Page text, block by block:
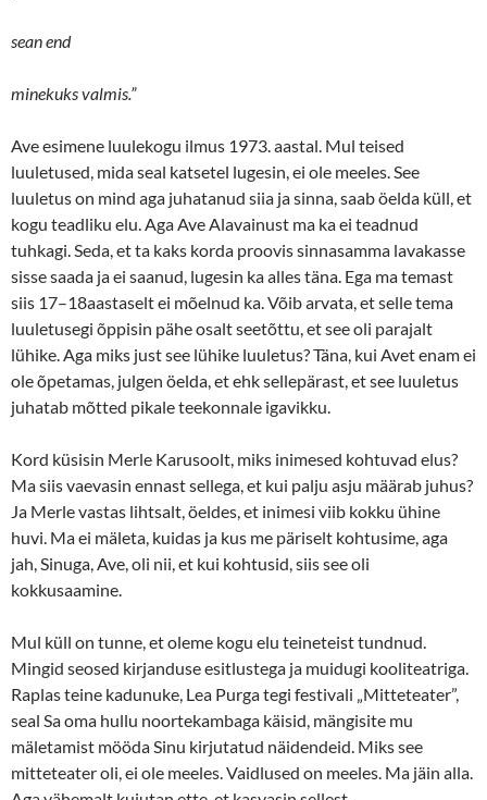
sean end
minekuks valmis.”
Ave esimene luulekogu ilmus 1973. aastal. Mul teised
luuletused, mida seal katsetel lugesin, ei ole meeles. See
luuletus on mind aga juhatanud siia ja sinna, saab öelda küll, et
kogu teadliku elu. Aga Ave Alavainust ma ka ei teadnud
tuhkagi. Seda, et ta kaks korda proovis sinnasamma lavakasse
sisse saada ja ei saanud, lugesin ka alles täna. Ega ma temast
siis 17–18aastaselt ei mõelnud ka. Võib arvata, et selle tema
luuletusegi õppisin pähe osalt seetõttu, et see oli parajalt
lühike. Aga miks just see lühike luuletus? Täna, kui Avet enam ei
ole õpetamas, julgen öelda, et ehk sellepärast, et see luuletus
juhatab mõtted pikale teekonnale igavikku.
Kord küsisin Merle Karusoolt, miks inimesed kohtuvad elus?
Ma siis vaevasin ennast sellega, et kui palju asju määrab juhus?
Ja Merle vastas lihtsalt, öeldes, et inimesi viib kokku ühine
huvi. Ma ei mäleta, kuidas ja kus me päriselt kohtusime, aga
jah, Sinuga, Ave, oli nii, et kui kohtusid, siis see oli
kokkusaamine.
Mul küll on tunne, et oleme kogu elu teineteist tundnud.
Mingid seosed kirjanduse esitlustega ja muidugi kooliteatriga.
Raplas teine kadunuke, Lea Purga tegi festivali „Mitteteater”,
seal Sa oma hullu noortekambaga käisid, mängisite mu
mäletamist mööda Sinu kirjutatud näidendeid. Miks see
mitteteater oli, ei ole meeles. Vaidlused on meeles. Ma jäin alla.